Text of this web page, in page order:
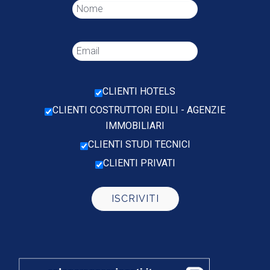
CLIENTI HOTELS
CLIENTI COSTRUTTORI EDILI - AGENZIE
IMMOBILIARI
CLIENTI STUDI TECNICI
CLIENTI PRIVATI